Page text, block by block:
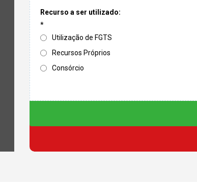
Recurso a ser utilizado:
*
Utilização de FGTS
Recursos Próprios
Consórcio